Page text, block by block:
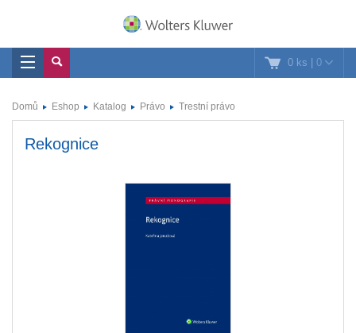
0 ks | 0
Domů Eshop Katalog Právo Trestní právo
Rekognice